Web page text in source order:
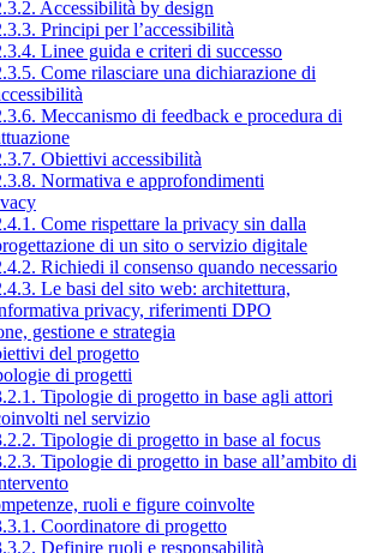
Accessibilità by design
Principi per l’accessibilità
Linee guida e criteri di successo
Come rilasciare una dichiarazione di
Meccanismo di feedback e procedura di
Obiettivi accessibilità
Normativa e approfondimenti
Come rispettare la privacy sin dalla
di un sito o servizio digitale
Richiedi il consenso quando necessario
Le basi del sito web: architettura,
privacy, riferimenti DPO
gestione e strategia
del progetto
di progetti
Tipologie di progetto in base agli attori
nel servizio
Tipologie di progetto in base al focus
Tipologie di progetto in base all’ambito di
ruoli e figure coinvolte
Coordinatore di progetto
Definire ruoli e responsabilità